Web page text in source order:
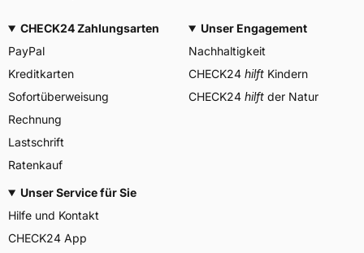
CHECK24 Zahlungsarten
PayPal
Kreditkarten
Sofortüberweisung
Rechnung
Lastschrift
Ratenkauf
Unser Engagement
Nachhaltigkeit
CHECK24 hilft Kindern
CHECK24 hilft der Natur
Unser Service für Sie
Hilfe und Kontakt
CHECK24 App